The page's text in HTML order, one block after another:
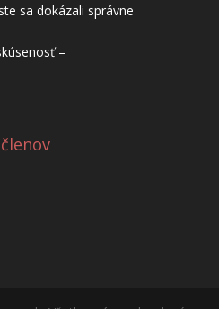
sa dokázali správne
–